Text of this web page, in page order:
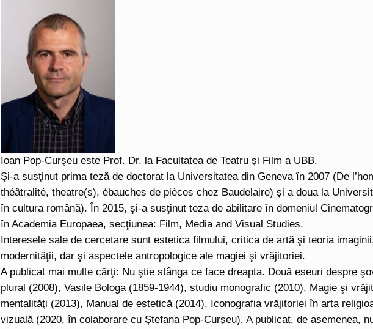
Ioan Pop-Curşeu este Prof. Dr. la Facultatea de Teatru şi Film a UBB.
Şi-a susţinut prima teză de doctorat la Universitatea din Geneva în 2007 (De
théâtralité, theatre(s), ébauches de pièces chez Baudelaire) şi a doua la
în cultura română). În 2015, şi-a susţinut teza de abilitare în domeniul
în Academia Europaea, secţiunea: Film, Media and Visual Studies.
Interesele sale de cercetare sunt estetica filmului, critica de artă şi teoria
modernităţii, dar şi aspectele antropologice ale magiei şi vrăjitoriei.
A publicat mai multe cărţi: Nu ştie stânga ce face dreapta. Două eseuri despre
plural (2008), Vasile Bologa (1859-1944), studiu monografic (2010), Magie şi
mentalităţi (2013), Manual de estetică (2014), Iconografia vrăjitoriei în arta
vizuală (2020, în colaborare cu Ștefana Pop-Curșeu). A publicat, de asemenea,